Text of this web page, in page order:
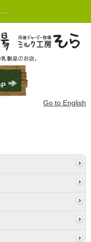
年末年始のお知らせ パート２ | お知らせ
Go to English